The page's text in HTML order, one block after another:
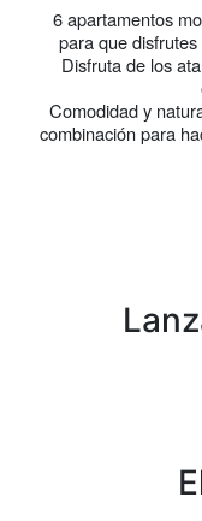
6 apartamentos
para que
Disfruta de los
Comodidad y
combinación para